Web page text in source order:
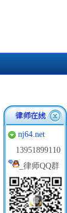
nj64.net
13951899110
_ 律师QQ群